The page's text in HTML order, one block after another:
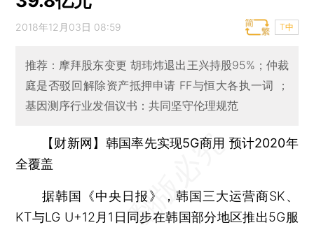
2018年12月03日 08:59 T中
推荐：摩拜股东变更 胡玮炜退出王兴持股95%；仲裁
庭是否驳回解除资产抵押申请 FF与恒大各执一词 ；
基因测序行业发倡议书：共同坚守伦理规范
【财新网】韩国率先实现5G商用 预计2020年
全覆盖
据韩国《中央日报》，韩国三大运营商SK、
KT与LG U+12月1日同步在韩国部分地区推出5G服